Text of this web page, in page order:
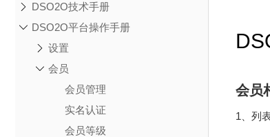
DSO2O技术手册
DSO2O平台操作手册
设置
会员
会员管理
实名认证
会员等级
会员
1、列